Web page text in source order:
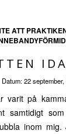
ATT
Datum:22 september,
varit på
samtidigt
inom